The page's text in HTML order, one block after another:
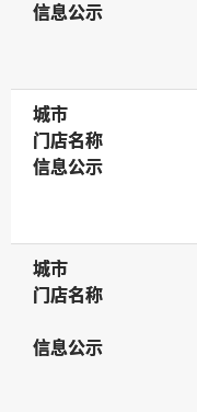
信息公示
信息公示
城市
城市
门店名称
门店名称
信息公示
信息公示
城市
城市
门店名称
门店名称
信息公示
信息公示